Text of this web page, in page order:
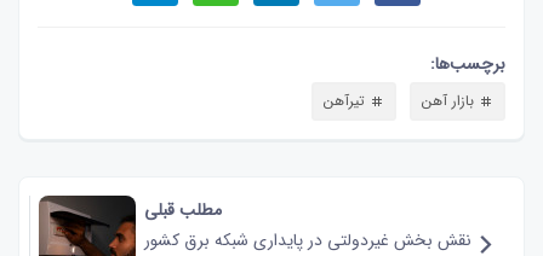
برچسب‌ها:
بازار آهن تیرآهن
مطلب قبلی
نقش‌ بخش غیردولتی در پایداری شبکه برق کشور